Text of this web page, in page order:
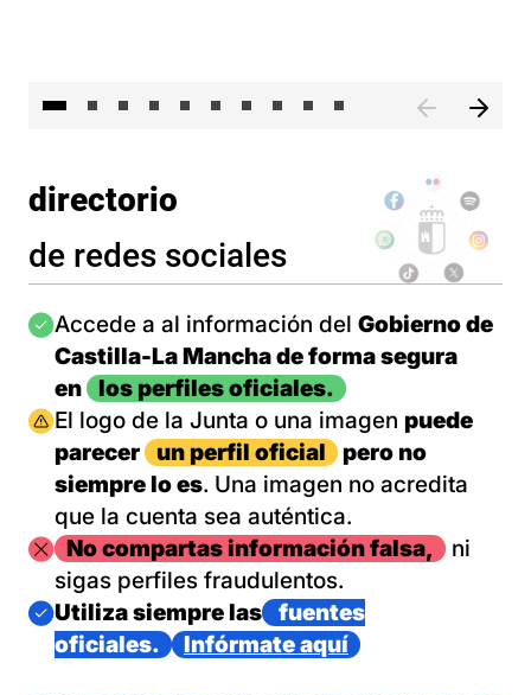
directorio
de redes sociales
Imagen
Accede a al información del Gobierno de
Castilla-La Mancha de forma segura
en
los perfiles oficiales.
Imagen
El logo de la Junta o una imagen puede
parecer
un perfil oficial
pero no
siempre lo es. Una imagen no acredita
que la cuenta sea auténtica.
ImagenNo compartas información falsa,
ni
sigas perfiles fraudulentos.
Imagen
Utiliza siempre las
fuentes
oficiales.
Infórmate aquí